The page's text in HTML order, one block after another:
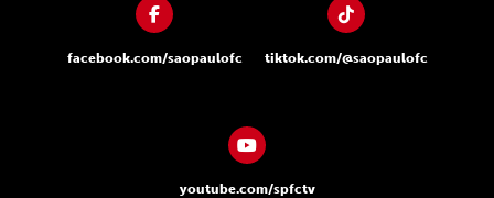
facebook.com/saopaulofc tiktok.com/@saopaulofc
youtube.com/spfctv